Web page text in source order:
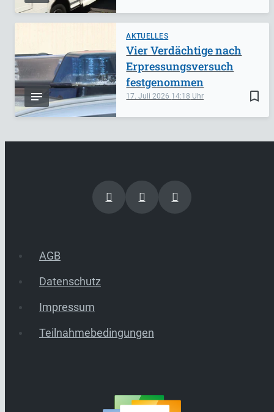
AKTUELLES
bookmark_border
17. Juli 2026 14:18
Vier Verdächtige nach
Erpressungsversuch
festgenommen
AGB
Datenschutz
Impressum
Teilnahmebedingungen